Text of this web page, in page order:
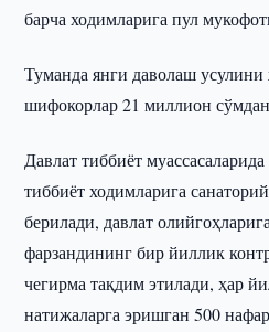
барча ходимларига пул
Туманда янги даволаш
шифокорлар 21 миллион
Давлат тиббиёт
тиббиёт ходимларига
берилади, давлат
фарзандининг бир йиллик
чегирма тақдим этилади, ҳар
натижаларга эришган 500